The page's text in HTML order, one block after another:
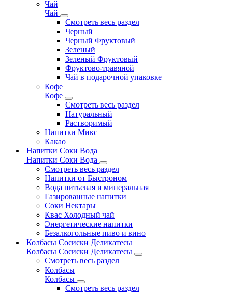
Чай
Чай
Смотреть весь раздел
Черный
Черный Фруктовый
Зеленый
Зеленый Фруктовый
Фруктово-травяной
Чай в подарочной упаковке
Кофе
Кофе
Смотреть весь раздел
Натуральный
Растворимый
Напитки Микс
Какао
Напитки Соки Вода
Напитки Соки Вода
Смотреть весь раздел
Напитки от Быстроном
Вода питьевая и минеральная
Газированные напитки
Соки Нектары
Квас Холодный чай
Энергетические напитки
Безалкогольные пиво и вино
Колбасы Сосиски Деликатесы
Колбасы Сосиски Деликатесы
Смотреть весь раздел
Колбасы
Колбасы
Смотреть весь раздел